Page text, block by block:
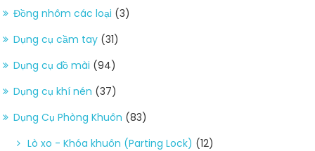
Đồng nhôm các loại (3)
Dụng cụ cầm tay (31)
Dụng cụ đồ mài (94)
Dụng cụ khí nén (37)
Dụng Cụ Phòng Khuôn (83)
Lò xo - Khóa khuôn (Parting Lock) (12)